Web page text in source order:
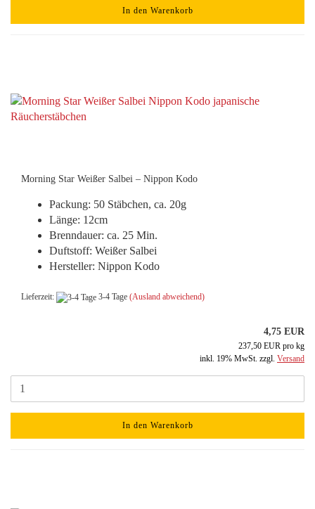
In den Warenkorb
Morning Star Weißer Salbei – Nippon Kodo
Packung: 50 Stäbchen, ca. 20g
Länge: 12cm
Brenndauer: ca. 25 Min.
Duftstoff: Weißer Salbei
Hersteller: Nippon Kodo
Lieferzeit: 3-4 Tage (Ausland abweichend)
4,75 EUR
237,50 EUR pro kg
inkl. 19% MwSt. zzgl. Versand
In den Warenkorb